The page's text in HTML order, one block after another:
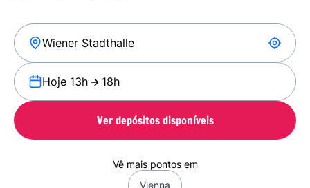
Hoje 13h 18h
Ver depósitos disponíveis
Vê mais pontos em
Vienna